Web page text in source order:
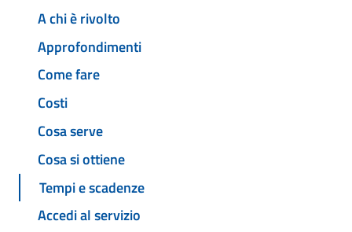
A chi è rivolto
Approfondimenti
Come fare
Costi
Cosa serve
Cosa si ottiene
Tempi e scadenze
Accedi al servizio